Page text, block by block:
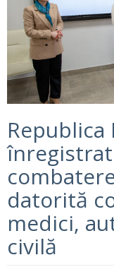
Republica
datorită
medici,
civilă